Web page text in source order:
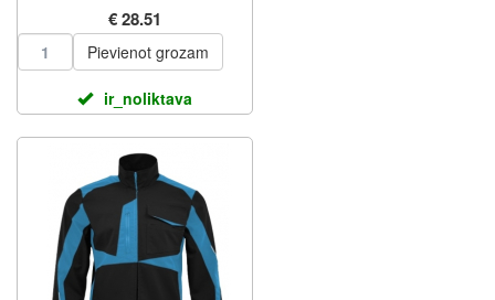
€ 28.51
Pievienot grozam
ir_noliktava